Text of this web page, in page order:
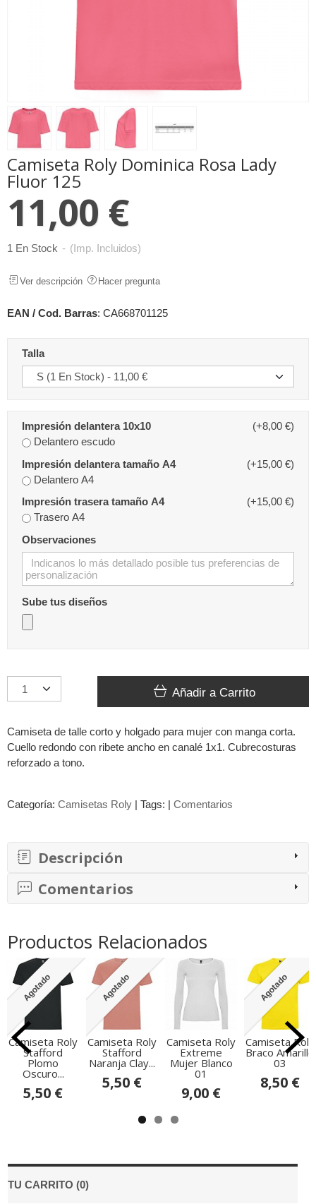
TU CARRITO (0)
Camiseta Roly Dominica Rosa Lady
Fluor 125
11,00 €
1 En Stock - (Imp. Incluidos)
Ver descripción Hacer pregunta
EAN / Cod. Barras: CA668701125
Talla
Impresión delantera 10x10
(+8,00 €)
Delantero escudo
Impresión delantera tamaño A4
(+15,00 €)
Delantero A4
Impresión trasera tamaño A4
(+15,00 €)
Trasero A4
Observaciones
Sube tus diseños
Añadir a Carrito
Camiseta de talle corto y holgado para mujer con manga corta.
Cuello redondo con ribete ancho en canalé 1x1. Cubrecosturas
reforzado a tono.
Categoría: Camisetas Roly | Tags: | Comentarios
Descripción
Comentarios
Productos Relacionados
Agotado
Camiseta Roly
Stafford
Plomo
Oscuro...
5,50 €
Agotado
Camiseta Roly
Stafford
Naranja Clay...
5,50 €
Camiseta Roly
Extreme
Mujer Blanco
01
9,00 €
Agotado
Camiseta Roly
Braco Amarillo
03
8,50 €